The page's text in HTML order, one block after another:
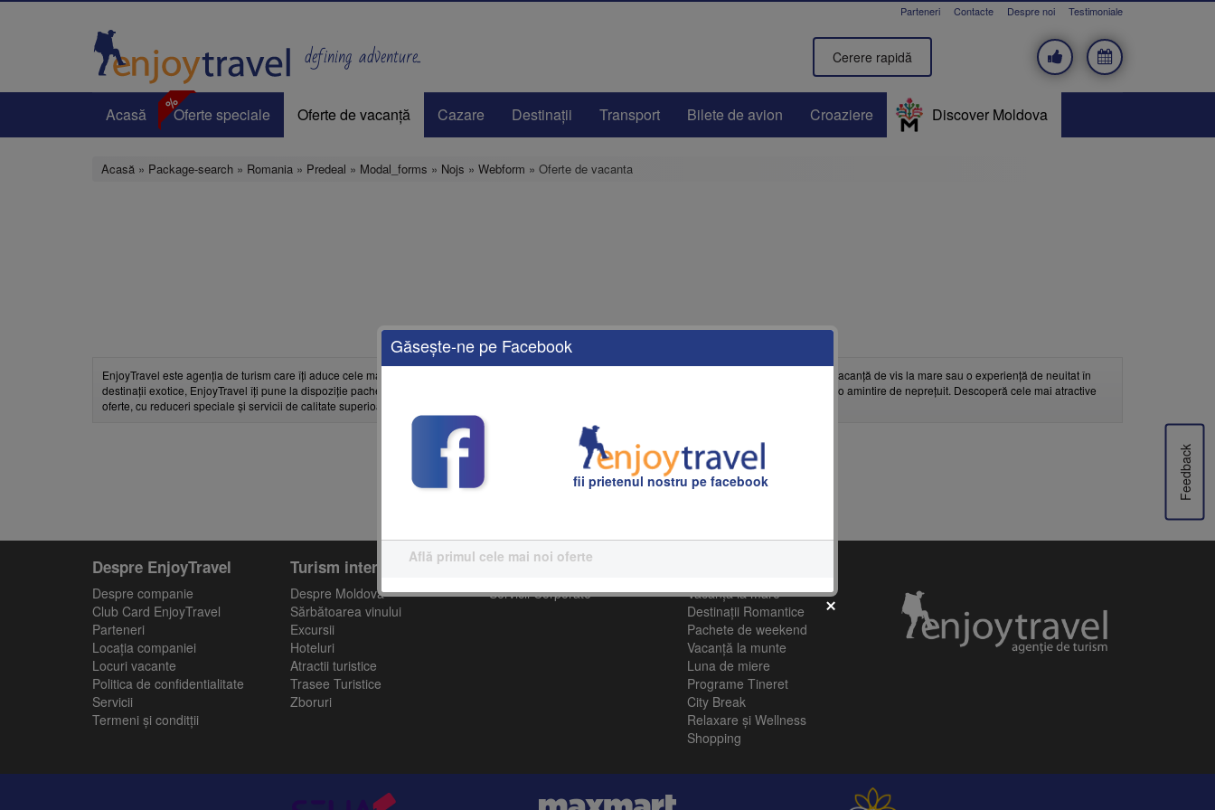
Testimoniale
Despre noi
Contacte
Parteneri
defining adventure.. Cerere rapidă
Acasă
%
Oferte speciale Oferte de vacanță Cazare Destinaţii Transport Bilete de avion Croaziere Discover Moldova
Acasă » Package-search » Romania » Predeal » Modal_forms » Nojs » Webform » Oferte de vacanta
EnjoyTravel este agenția de turism care îți aduce cele mai bune oferte de vacanță, adaptate nevoilor tale. Fie că îți dorești o escapadă de weekend, o vacanță de vis la mare sau o experiență de neuitat în
destinații exotice, EnjoyTravel îți pune la dispoziție pachete personalizate, cu opțiuni de transport, cazare și activități care îți vor transforma vacanța într-o amintire de neprețuit. Descoperă cele mai atractive
oferte, cu reduceri speciale și servicii de calitate superioară, toate planificate cu grijă de echipa noastră de experți în turism.
Despre EnjoyTravel
Despre companie
Club Card EnjoyTravel
Parteneri
Locaţia companiei
Locuri vacante
Politica de confidentialitate
Servicii
Termeni și conditții
Turism intern
Despre Moldova
Sărbătoarea vinului
Excursii
Hoteluri
Atractii turistice
Trasee Turistice
Zboruri
Servicii Corporative
Servicii Corporate
Vacanţă la mare
Destinații Romantice
Pachete de weekend
Vacanță la munte
Luna de miere
Programe Tineret
City Break
Relaxare și Wellness
Shopping
Feedback
Găseşte-ne pe Facebook
fii prietenul nostru pe facebook
Află primul cele mai noi oferte